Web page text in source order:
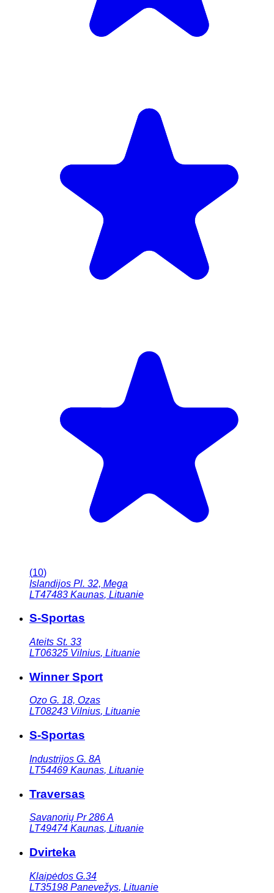
(10)
Islandijos Pl. 32, Mega
LT47483 Kaunas, Lituanie
S-Sportas
Ateits St. 33
LT06325 Vilnius, Lituanie
Winner Sport
Ozo G. 18, Ozas
LT08243 Vilnius, Lituanie
S-Sportas
Industrijos G. 8A
LT54469 Kaunas, Lituanie
Traversas
Savanorių Pr 286 A
LT49474 Kaunas, Lituanie
Dvirteka
Klaipėdos G.34
LT35198 Panevežys, Lituanie